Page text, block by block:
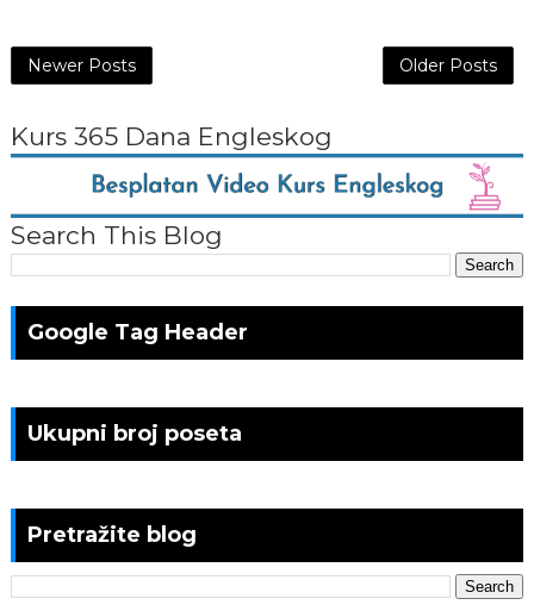
Newer Posts Older Posts
Kurs 365 Dana Engleskog
Search This Blog
Google Tag Header
Ukupni broj poseta
Pretražite blog